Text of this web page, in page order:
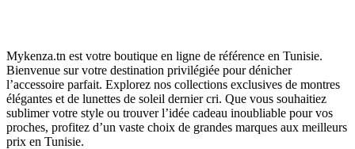
Mykenza.tn est votre boutique en ligne de référence en Tunisie.
Bienvenue sur votre destination privilégiée pour dénicher
l’accessoire parfait. Explorez nos collections exclusives de montres
élégantes et de lunettes de soleil dernier cri. Que vous souhaitiez
sublimer votre style ou trouver l’idée cadeau inoubliable pour vos
proches, profitez d’un vaste choix de grandes marques aux meilleurs
prix en Tunisie.